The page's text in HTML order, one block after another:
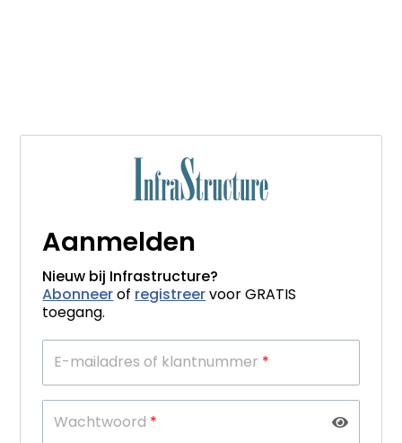
Aanmelden
Nieuw bij Infrastructure?
Abonneerof registreervoor GRATIS
toegang.
E-mailadres of klantnummer *
Wachtwoord *